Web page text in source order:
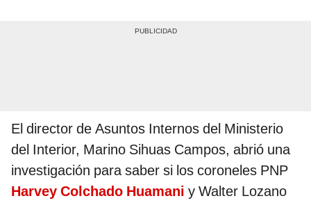
El director de Asuntos Internos del Ministerio
del Interior, Marino Sihuas Campos, abrió una
investigación para saber si los coroneles PNP
Harvey Colchado Huamani y Walter Lozano